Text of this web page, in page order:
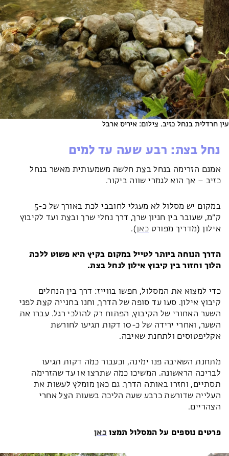
עין חרדלית בנחל כזיב. צילום: איריס ארבל
נחל בצת: רבע שעה עד למים
אמנם הזרימה בנחל בצת חלשה משמעותית מאשר בנחל
כזיב – אך הוא לגמרי שווה ביקור.
במקום יש מסלול לא מעגלי לחובבי לכת באורך של כ-5
ק״מ, שעובר בין חניון שרך, דרך נחלי שרך ובצת ועד לקיבוץ
אילון (מדריך מפורט כאן).
הדרך הנוחה ביותר לטייל במקום בקיץ היא פשוט ללכת
הלוך וחזור בין קיבוץ אילון לנחל בצת.
כדי למצוא את המסלול, חפשו בווייז: דרך בין הנחלים
קיבוץ אילון. סעו עד סופה של הדרך, וחנו בחנייה קצת לפני
השער האחורי של הקיבוץ, הפתוח רק להולכי רגל. עברו את
השער, ואחרי ירידה של כ-10 דקות תגיעו לחורשת
אקליפטוסים ולתחנת שאיבה.
מתחנת השאיבה פנו ימינה, וכעבור כמה דקות תגיעו
לבריכה הראשונה. המשיכו כמה שתרצו או עד שהזרימה
תסתיים, וחזרו באותה הדרך. גם כאן מומלץ לעשות את
העלייה שדורשת כרבע שעה הליכה בשעות הצל אחרי
הצהריים.
פרטים נוספים על המסלול תמצו כאן